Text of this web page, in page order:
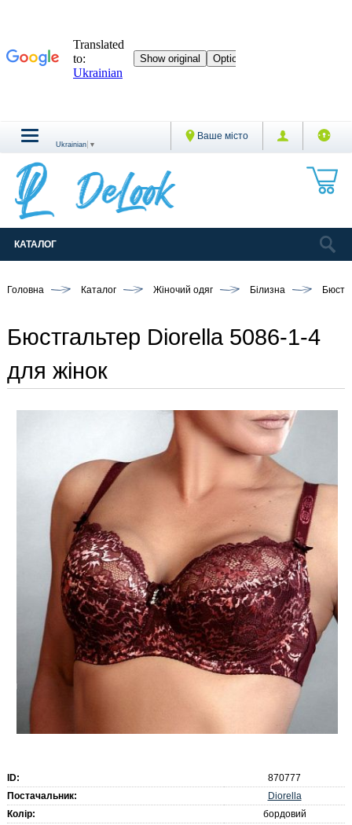
Ваше місто
Ukrainian ▼
КАТАЛОГ
Головна Каталог Жіночий одяг Білизна
Бюстгальтер Diorella 5086-1-4
для жінок
ID:
870777
Постачальник:
Diorella
Колір:
бордовий